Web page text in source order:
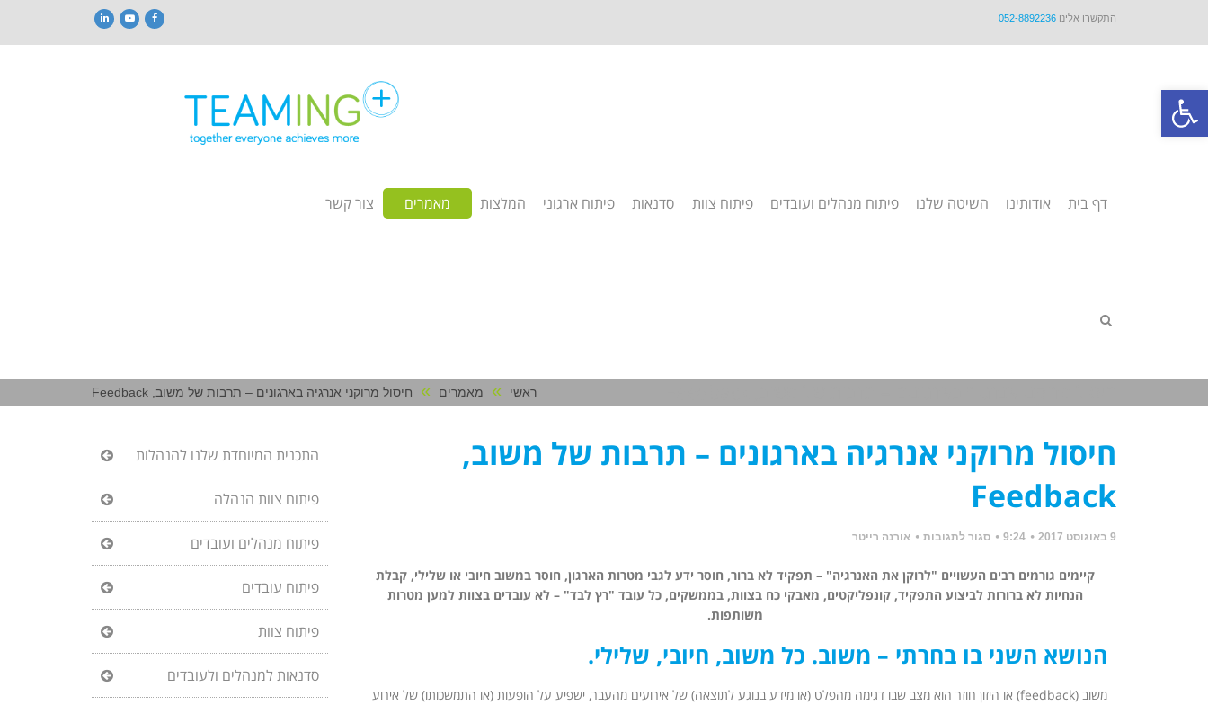
פתח סרגל נגישות
התקשרו אלינו 052-8892236
Facebook
YouTube
LinkedIn
דף בית אודותינו השיטה שלנו פיתוח מנהלים ועובדים פיתוח צוות סדנאות פיתוח ארגוני המלצות מאמרים צור קשר
ראשי » מאמרים » חיסול מרוקני אנרגיה בארגונים – תרבות של משוב, Feedback
חיסול מרוקני אנרגיה בארגונים – תרבות של משוב,
Feedback
9 באוגוסט 2017 9:24 סגור לתגובות אורנה רייטר
קיימים גורמים רבים העשויים "לרוקן את האנרגיה" – תפקיד לא ברור, חוסר ידע לגבי מטרות הארגון, חוסר במשוב חיובי או שלילי, קבלת
הנחיות לא ברורות לביצוע התפקיד, קונפליקטים, מאבקי כח בצוות, בממשקים, כל עובד "רץ לבד" – לא עובדים בצוות למען מטרות
משותפות.
הנושא השני בו בחרתי – משוב. כל משוב, חיובי, שלילי.
משוב (feedback) או היזון חוזר הוא מצב שבו דגימה מהפלט (או מידע בנוגע לתוצאה) של אירועים מהעבר, ישפיע על הופעות (או התמשכותו) של אירוע
התכנית המיוחדת שלנו להנהלות
פיתוח צוות הנהלה
פיתוח מנהלים ועובדים
פיתוח עובדים
פיתוח צוות
סדנאות למנהלים ולעובדים